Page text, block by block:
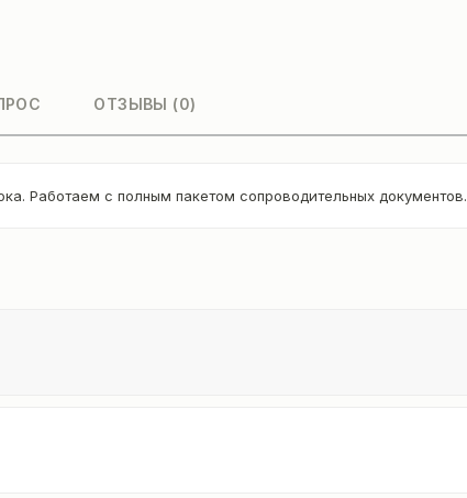
ОТЗЫВЫ (0)
Работаем с полным пакетом сопроводительных документов.